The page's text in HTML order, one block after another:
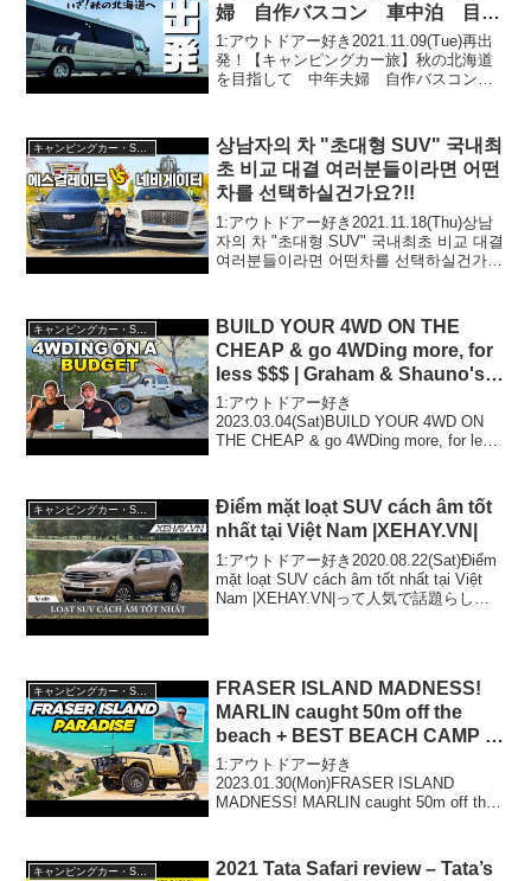
婦 自作バスコン 車中泊 目指
せ！日本一周旅
1:アウトドアー好き2021.11.09(Tue)再出
発！【キャンピングカー旅】秋の北海道
を目指して 中年夫婦 自作バスコン
トドアー好き2021.11.09(Tue...
キャンピングカー・SUV人気車種
상남자의 차 "초대형 SUV" 국내최
초 비교 대결 여러분들이라면 어떤
차를 선택하실건가요?!!
1:アウトドアー好き2021.11.18(Thu)상남
자의 차 "초대형 SUV" 국내최초 비교 대결
여러분들이라면 어떤차를 선택하실건가
2021.11.18(Thu...
BUILD YOUR 4WD ON THE
CHEAP & go 4WDing more, for
less $$$ | Graham & Shauno's
expert tips
1:アウトドアー好き
2023.03.04(Sat)BUILD YOUR 4WD ON
THE CHEAP & go 4WDing more, for less
キャンピングカー・SUV人気車種
Điểm mặt loạt SUV cách âm tốt
nhất tại Việt Nam |XEHAY.VN|
1:アウトドアー好き2020.08.22(Sat)Điểm
mặt loạt SUV cách âm tốt nhất tại Việt
Nam |XEHAY.VN|って人気で話題らしい
FRASER ISLAND MADNESS!
MARLIN caught 50m off the
beach + BEST BEACH CAMP IN
AUS! 4WD24/7 on K'Gari
1:アウトドアー好き
2023.01.30(Mon)FRASER ISLAND
MADNESS! MARLIN caught 50m off the
キャンピングカー・SUV人気車種
2021 Tata Safari review – Tata’s